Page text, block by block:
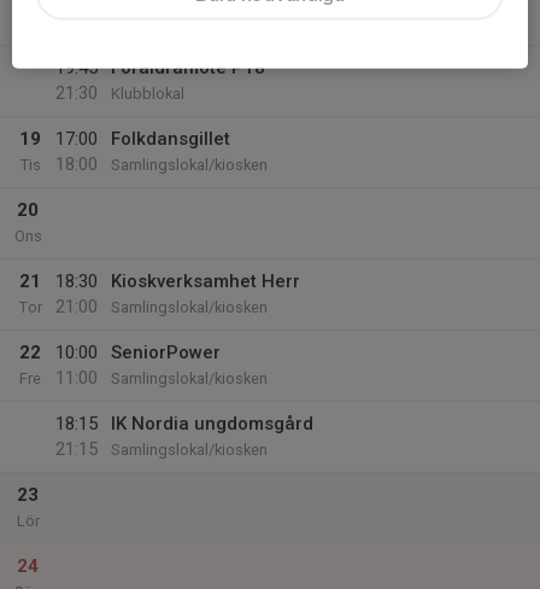
19:45
21:30
Föräldramöte P18
Klubblokal
19
Tis
17:00
18:00
Folkdansgillet
Samlingslokal/kiosken
20
Ons
21
Tor
18:30
21:00
Kioskverksamhet Herr
Samlingslokal/kiosken
22
Fre
10:00
11:00
SeniorPower
Samlingslokal/kiosken
18:15
21:15
IK Nordia ungdomsgård
Samlingslokal/kiosken
23
Lör
24